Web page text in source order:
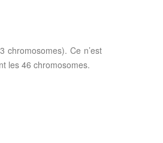
chromosomes). Ce n’est
les 46 chromosomes.